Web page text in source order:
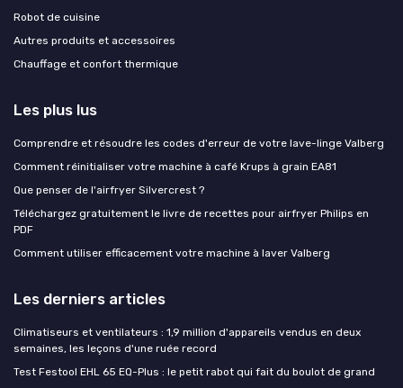
Robot de cuisine
Autres produits et accessoires
Chauffage et confort thermique
Les plus lus
Comprendre et résoudre les codes d'erreur de votre lave-linge Valberg
Comment réinitialiser votre machine à café Krups à grain EA81
Que penser de l'airfryer Silvercrest ?
Téléchargez gratuitement le livre de recettes pour airfryer Philips en
PDF
Comment utiliser efficacement votre machine à laver Valberg
Les derniers articles
Climatiseurs et ventilateurs : 1,9 million d'appareils vendus en deux
semaines, les leçons d'une ruée record
Test Festool EHL 65 EQ-Plus : le petit rabot qui fait du boulot de grand